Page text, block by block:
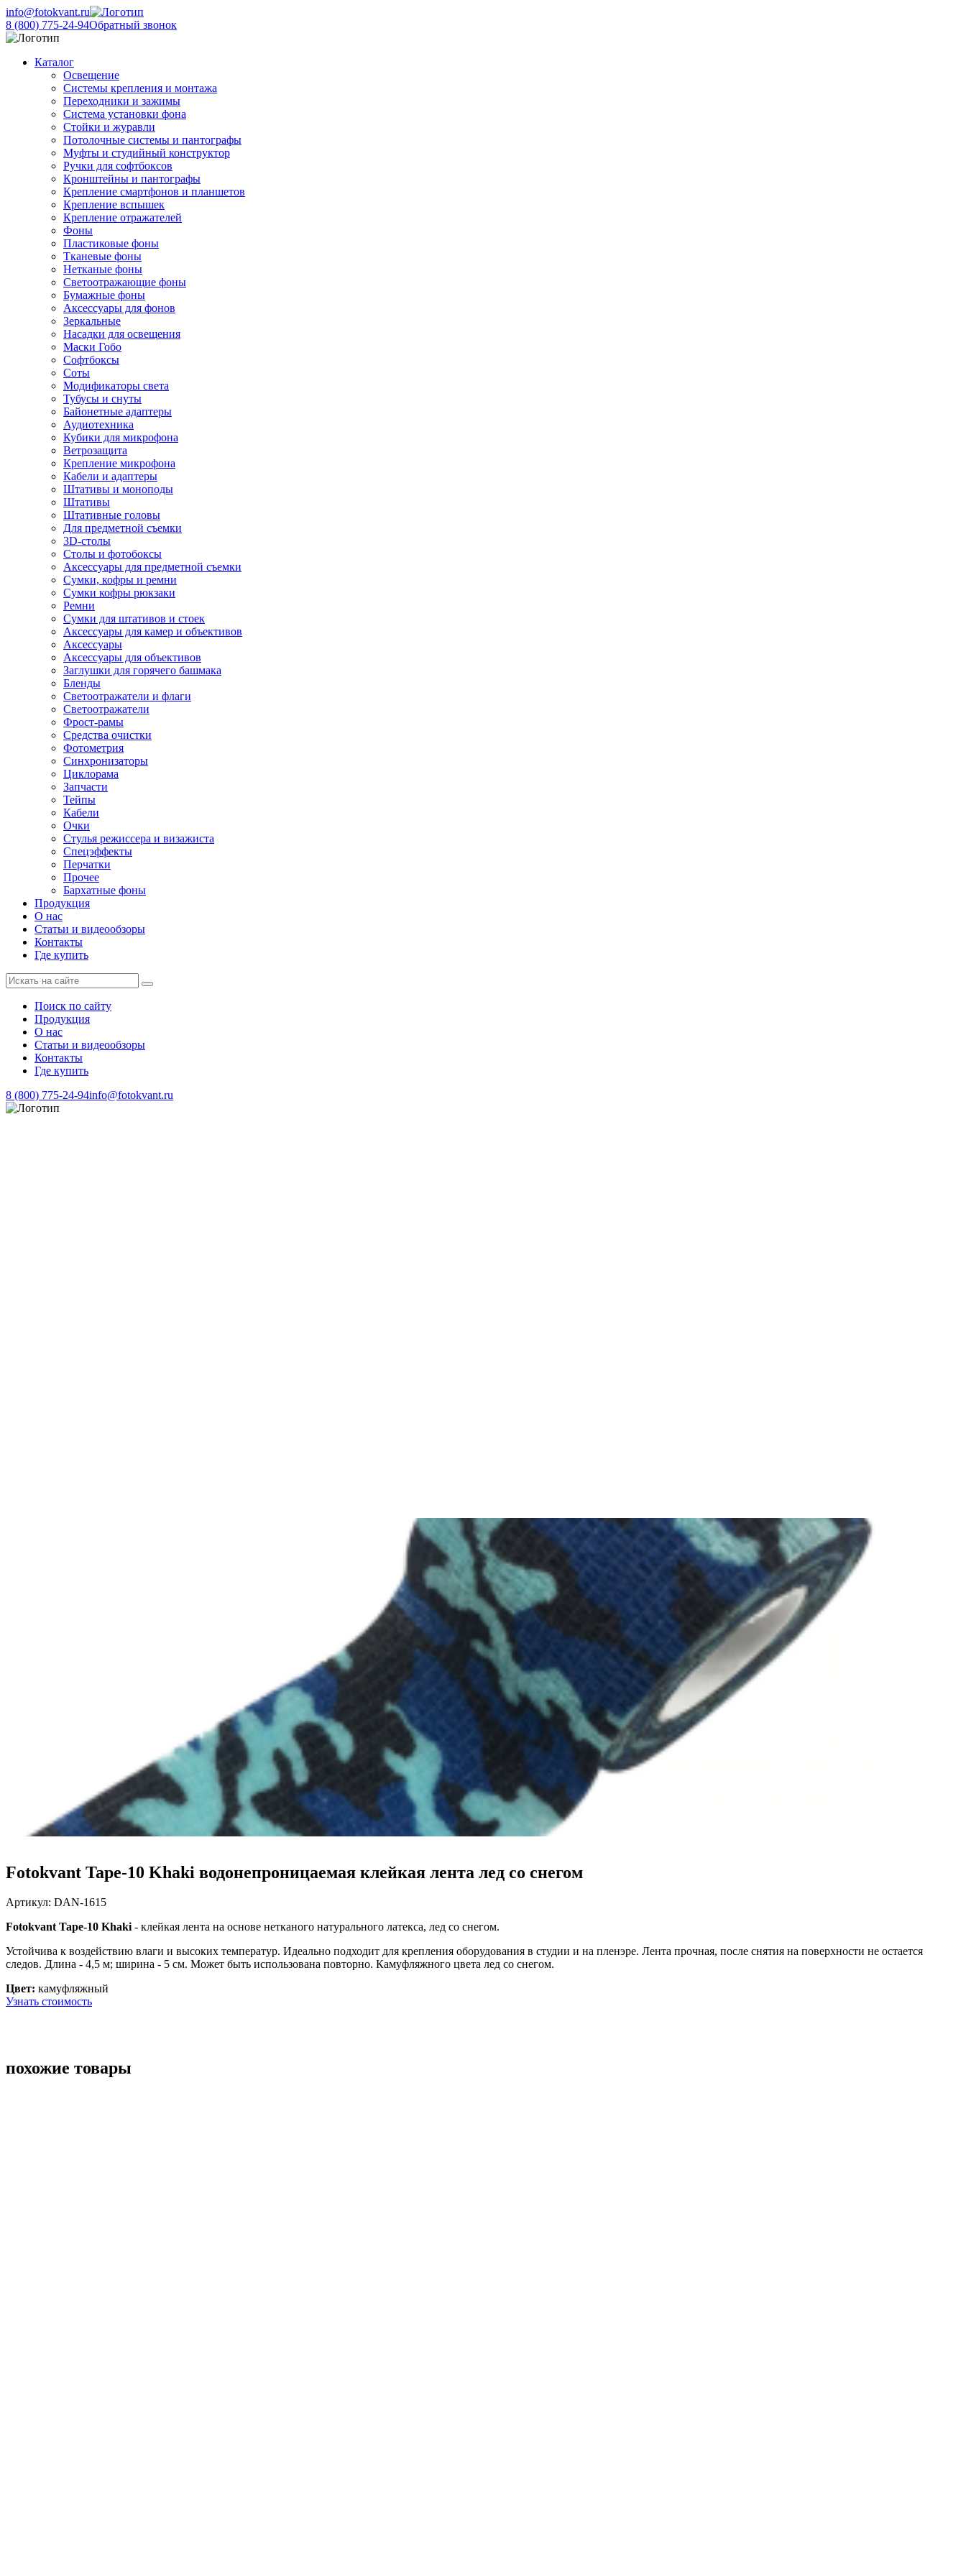
info@fotokvant.ru
8 (800) 775-24-94Обратный звонок
Каталог
Освещение
Системы крепления и монтажа
Переходники и зажимы
Система установки фона
Стойки и журавли
Потолочные системы и пантографы
Муфты и студийный конструктор
Ручки для софтбоксов
Кронштейны и пантографы
Крепление смартфонов и планшетов
Крепление вспышек
Крепление отражателей
Фоны
Пластиковые фоны
Тканевые фоны
Нетканые фоны
Светоотражающие фоны
Бумажные фоны
Аксессуары для фонов
Зеркальные
Насадки для освещения
Маски Гобо
Софтбоксы
Соты
Модификаторы света
Тубусы и снуты
Байонетные адаптеры
Аудиотехника
Кубики для микрофона
Ветрозащита
Крепление микрофона
Кабели и адаптеры
Штативы и моноподы
Штативы
Штативные головы
Для предметной съемки
3D-столы
Столы и фотобоксы
Аксессуары для предметной съемки
Сумки, кофры и ремни
Сумки кофры рюкзаки
Ремни
Сумки для штативов и стоек
Аксессуары для камер и объективов
Аксессуары
Аксессуары для объективов
Заглушки для горячего башмака
Бленды
Светоотражатели и флаги
Светоотражатели
Фрост-рамы
Средства очистки
Фотометрия
Синхронизаторы
Циклорама
Запчасти
Тейпы
Кабели
Очки
Стулья режиссера и визажиста
Спецэффекты
Перчатки
Прочее
Бархатные фоны
Продукция
О нас
Статьи и видеообзоры
Контакты
Где купить
Поиск по сайту
Продукция
О нас
Статьи и видеообзоры
Контакты
Где купить
8 (800) 775-24-94info@fotokvant.ru
Fotokvant Tape-10 Khaki водонепроницаемая клейкая лента лед со снегом
Артикул: DAN-1615
Fotokvant Tape-10 Khaki- клейкая лента на основе нетканого натурального латекса, лед со снегом.
Устойчива к воздействию влаги и высоких температур. Идеально подходит для крепления оборудования в студии и на пленэре. Лента прочная, после снятия на поверхности не остается
следов. Длина - 4,5 м; ширина - 5 см. Может быть использована повторно. Камуфляжного цвета лед со снегом.
Цвет: камуфляжный
Узнать стоимость
похожие товары